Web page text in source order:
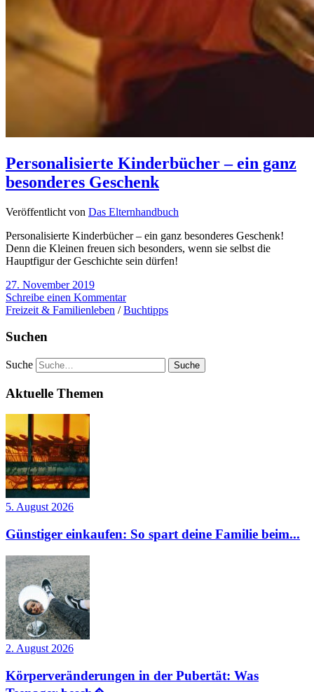
Personalisierte Kinderbücher – ein ganz
besonderes Geschenk
Veröffentlicht von Das Elternhandbuch
Personalisierte Kinderbücher – ein ganz besonderes Geschenk!
Denn die Kleinen freuen sich besonders, wenn sie selbst die
Hauptfigur der Geschichte sein dürfen!
27. November 2019
Schreibe einen Kommentar
Freizeit & Familienleben /Buchtipps
Suchen
Suche
Aktuelle Themen
5. August 2026
Günstiger einkaufen: So spart deine Familie beim...
2. August 2026
Körperveränderungen in der Pubertät: Was